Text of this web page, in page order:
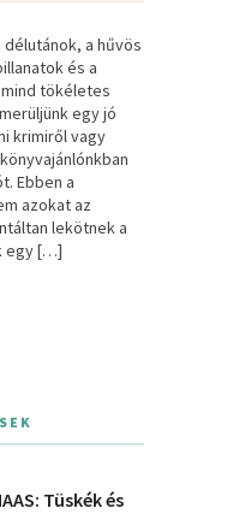
a hűvös
és a
tökéletes
egy jó
krimiről vagy
Ebben a
azokat az
lekötnek a
egy […]
Tüskék és